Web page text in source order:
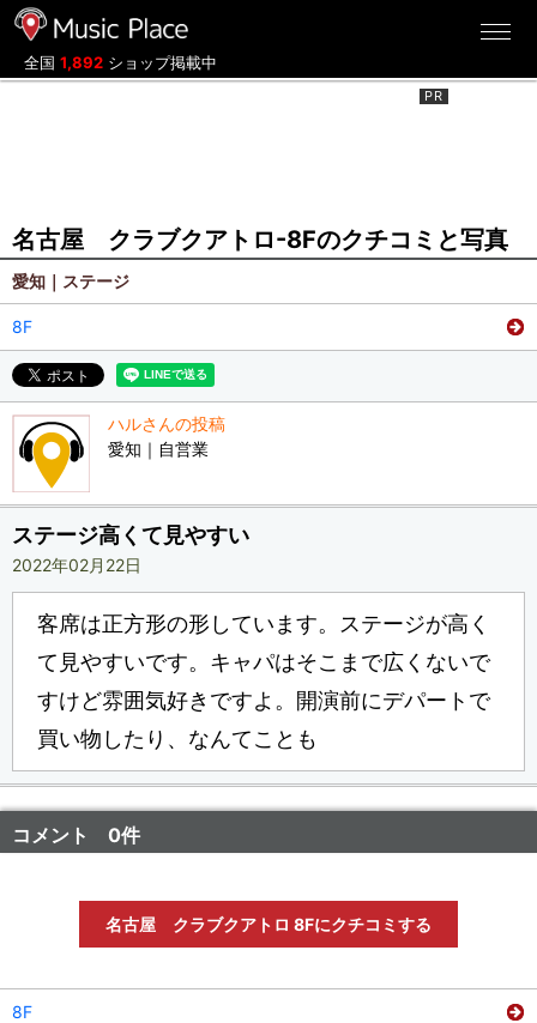
全国 1,892 ショップ掲載中
名古屋 クラブクアトロ-8Fのクチコミと写真
愛知｜ステージ
8F
ハルさんの投稿
愛知｜自営業
ステージ高くて見やすい
2022年02月22日
客席は正方形の形しています。ステージが高く
て見やすいです。キャパはそこまで広くないで
すけど雰囲気好きですよ。開演前にデパートで
買い物したり、なんてことも
コメント 0件
名古屋 クラブクアトロ 8Fにクチコミする
8F